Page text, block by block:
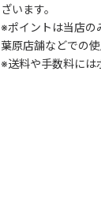
ざいます。
※ポイントは当店の
葉原店舗などでの
※送料や手数料には